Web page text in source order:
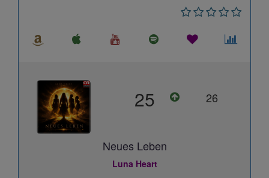
25 26
Neues Leben
Luna Heart